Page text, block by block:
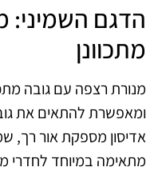
הדגם השמיני:
מתכוונן
מנורת רצפה עם גובה
ומאפשרת להתאים את
אדיסון מספקת אור רך,
מתאימה במיוחד לחדרי